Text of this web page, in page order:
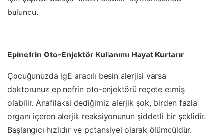
bulundu.
Epinefrin Oto-Enjektör Kullanımı Hayat Kurtarır
Çocuğunuzda IgE aracılı besin alerjisi varsa
doktorunuz epinefrin oto-enjektörü reçete etmiş
olabilir. Anafilaksi dediğimiz alerjik şok, birden fazla
organı içeren alerjik reaksiyonunun şiddetli bir şeklidir.
Başlangıcı hızlıdır ve potansiyel olarak ölümcüldür.